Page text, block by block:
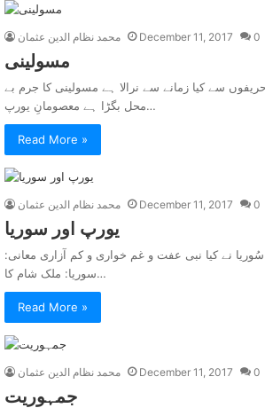
محمد نظام الدین عثمان December 11, 2017 0
مسولينی
سے کیا زمانے سے نرالا ہے مسولینی کا جرم بے
محل بگڑا ہے معصومانِ یورپ…
Read More »
محمد نظام الدین عثمان December 11, 2017 0
يورپ اور سوريا
نے کیا نبی عفت و غم خواری و کم آزاری معانی:
سوریا: ملک شام کا…
Read More »
محمد نظام الدین عثمان December 11, 2017 0
جمہوريت